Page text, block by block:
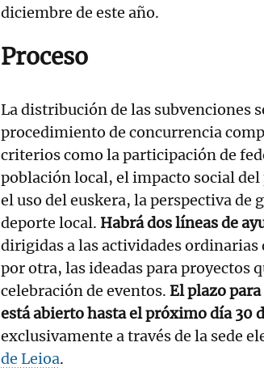
diciembre de este año.
Proceso
La distribución de las subvenciones
procedimiento de concurrencia
criterios como la participación de
población local, el impacto social
el uso del euskera, la perspectiva de
deporte local. Habrá dos líneas de
dirigidas a las actividades ordinarias
por otra, las ideadas para proyectos
celebración de eventos. El plazo
está abierto hasta el próximo día 30
exclusivamente a través de la sede
de Leioa.